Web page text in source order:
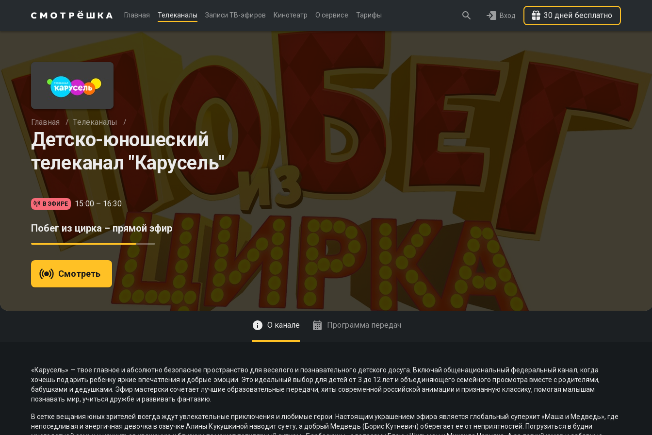
Главная Телеканалы Записи ТВ-эфиров Кинотеатр О сервисе Тарифы Вход 30 дней бесплатно
Главная / Телеканалы /
Детско-юношеский
телеканал "Карусель"
В ЭФИРЕ 15:00 – 16:30
Побег из цирка – прямой эфир
Смотреть
О канале Программа передач
«Карусель» — твое главное и абсолютно безопасное пространство для веселого и познавательного детского досуга. Включай общенациональный федеральный канал, когда
хочешь подарить ребенку яркие впечатления и добрые эмоции. Это идеальный выбор для детей от 3 до 12 лет и объединяющего семейного просмотра вместе с родителями,
бабушками и дедушками. Эфир мастерски сочетает лучшие образовательные передачи, хиты современной российской анимации и признанную классику, помогая малышам
познавать мир, учиться дружбе и развивать фантазию.
В сетке вещания юных зрителей всегда ждут увлекательные приключения и любимые герои. Настоящим украшением эфира является глобальный суперхит «Маша и Медведь», где
непоседливая и энергичная девочка в озвучке Алины Кукушкиной наводит суету, а добрый Медведь (Борис Кутневич) оберегает ее от неприятностей. Погрузиться в будни